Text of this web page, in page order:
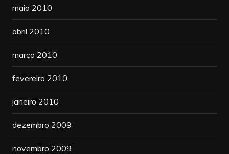
maio 2010
abril 2010
março 2010
fevereiro 2010
janeiro 2010
dezembro 2009
novembro 2009